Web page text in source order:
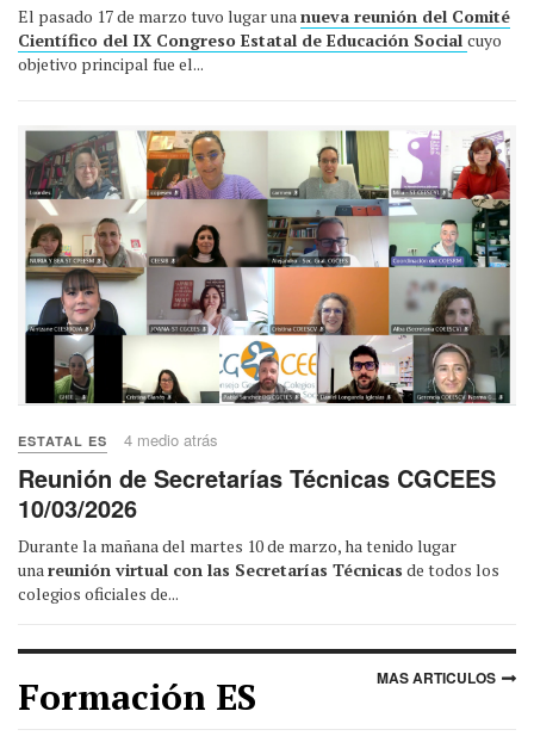
El pasado 17 de marzo tuvo lugar unanueva reunión del Comité
Científico del IX Congreso Estatal de Educación Social cuyo
objetivo principal fue el...
ESTATAL ES 4 medio atrás
Reunión de Secretarías Técnicas CGCEES
10/03/2026
Durante la mañana del martes 10 de marzo, ha tenido lugar
unareunión virtual con las Secretarías Técnicas de todos los
colegios oficiales de...
Formación ES MAS ARTICULOS